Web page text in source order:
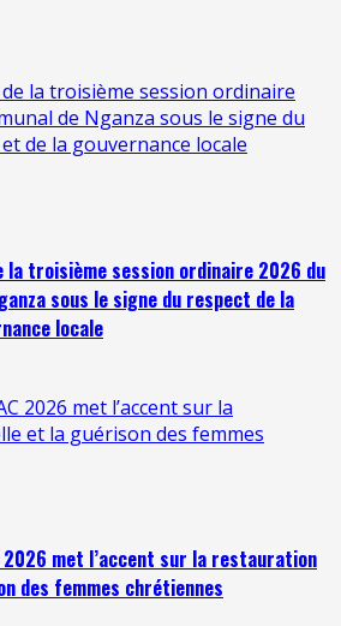
la troisième session ordinaire
de Nganza sous le signe du
de la gouvernance locale
la troisième session ordinaire 2026 du
sous le signe du respect de la
locale
2026 met l’accent sur la
et la guérison des femmes
2026 met l’accent sur la restauration
des femmes chrétiennes